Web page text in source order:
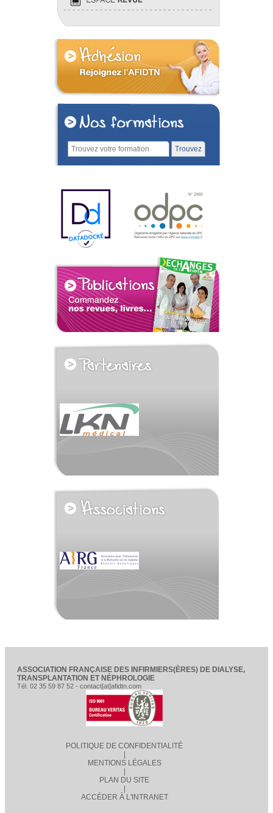
voir tous les partenaires
ASSOCIATION FRANÇAISE DES INFIRMIERS(ÈRES) DE DIALYSE,
TRANSPLANTATION ET NÉPHROLOGIE
Tél. 02 35 59 87 52 - contact[at]afidtn.com
POLITIQUE DE CONFIDENTIALITÉ
MENTIONS LÉGALES
PLAN DU SITE
ACCÉDER À L'INTRANET